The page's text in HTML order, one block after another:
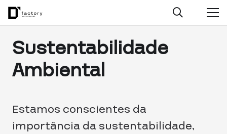
Sustentabilidade
Ambiental
Estamos conscientes da
importância da sustentabilidade,